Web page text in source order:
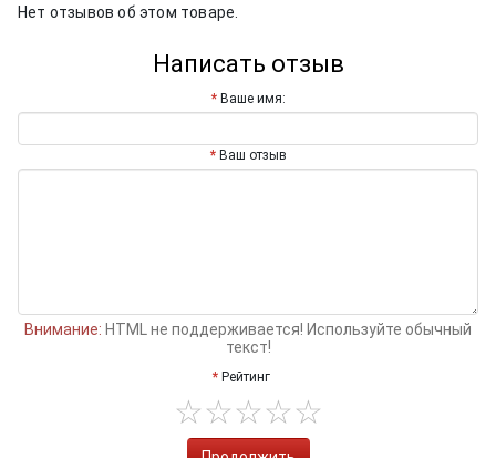
Нет отзывов об этом товаре.
Написать отзыв
Ваше имя:
Ваш отзыв
Внимание: HTML не поддерживается! Используйте обычный
текст!
Рейтинг